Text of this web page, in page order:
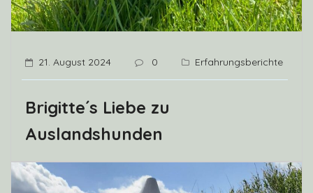
21. August 2024 0 Erfahrungsberichte
Brigitte´s Liebe zu
Auslandshunden